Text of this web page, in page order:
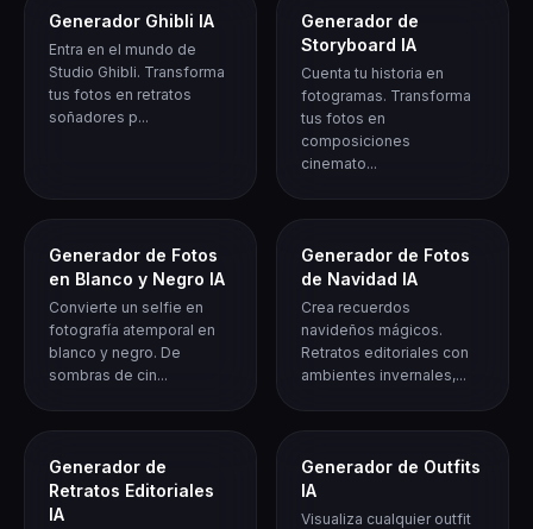
Generador Ghibli IA
Entra en el mundo de
Studio Ghibli. Transforma
tus fotos en retratos
soñadores p...
Generador de
Storyboard IA
Cuenta tu historia en
fotogramas. Transforma
tus fotos en
composiciones
cinemato...
Generador de Fotos
en Blanco y Negro IA
Convierte un selfie en
fotografía atemporal en
blanco y negro. De
sombras de cin...
Generador de Fotos
de Navidad IA
Crea recuerdos
navideños mágicos.
Retratos editoriales con
ambientes invernales,...
Generador de
Retratos Editoriales
IA
Generador de Outfits
IA
Visualiza cualquier outfit